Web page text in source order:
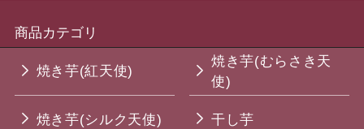
商品カテゴリ
焼き芋(紅天使)
焼き芋(むらさき天
使)
焼き芋(シルク天使) 干し芋